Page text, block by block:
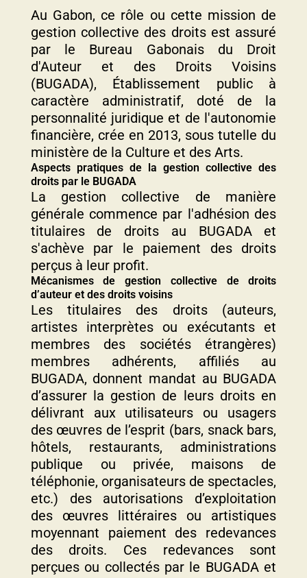
Au Gabon, ce rôle ou cette mission de
gestion collective des droits est assuré
par le Bureau Gabonais du Droit
d'Auteur et des Droits Voisins
(BUGADA), Établissement public à
caractère administratif, doté de la
personnalité juridique et de l'autonomie
financière, crée en 2013, sous tutelle du
ministère de la Culture et des Arts.
Aspects pratiques de la gestion collective des
droits par le BUGADA
La gestion collective de manière
générale commence par l'adhésion des
titulaires de droits au BUGADA et
s'achève par le paiement des droits
perçus à leur profit.
Mécanismes de gestion collective de droits
d’auteur et des droits voisins
Les titulaires des droits (auteurs,
artistes interprètes ou exécutants et
membres des sociétés étrangères)
membres adhérents, affiliés au
BUGADA, donnent mandat au BUGADA
d’assurer la gestion de leurs droits en
délivrant aux utilisateurs ou usagers
des œuvres de l’esprit (bars, snack bars,
hôtels, restaurants, administrations
publique ou privée, maisons de
téléphonie, organisateurs de spectacles,
etc.) des autorisations d’exploitation
des œuvres littéraires ou artistiques
moyennant paiement des redevances
des droits. Ces redevances sont
perçues ou collectés par le BUGADA et